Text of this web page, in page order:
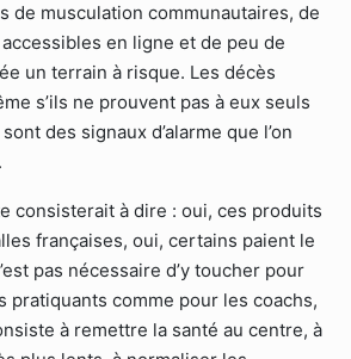
de musculation communautaires, de
en ligne et de peu de
un terrain à risque. Les décès
s’ils ne prouvent pas à eux seuls
des signaux d’alarme que l’on
consisterait à dire : oui, ces produits
françaises, oui, certains paient le
pas nécessaire d’y toucher pour
pratiquants comme pour les coachs,
à remettre la santé au centre, à